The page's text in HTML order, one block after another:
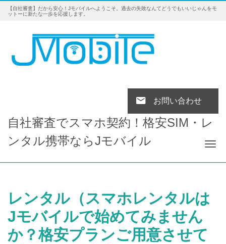
【自社審査】だから安心！Jモバイルへようこそ。過去の失敗なんてどうでもいいじゃんをモ
ットーに新たな一歩を応援します。
お問い合わせ
自社審査でスマホ契約！格安SIM・レ
ンタル携帯ならJモバイル
レンタル（スマホレンタルは
Jモバイルで始めてみません
か？格安プランご用意させて